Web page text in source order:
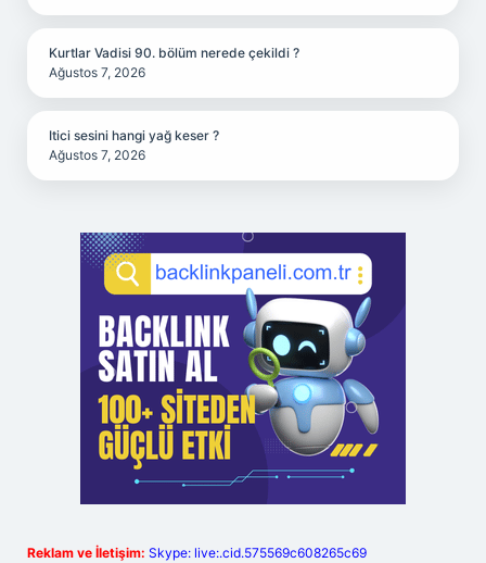
Kurtlar Vadisi 90. bölüm nerede çekildi ?
Ağustos 7, 2026
Itici sesini hangi yağ keser ?
Ağustos 7, 2026
Reklam ve İletişim: Skype: live:.cid.575569c608265c69